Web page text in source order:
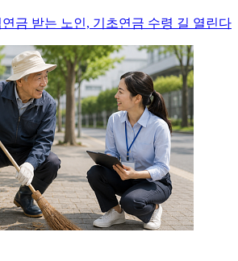
금 받는 노인, 기초연금 수령 길 열린다